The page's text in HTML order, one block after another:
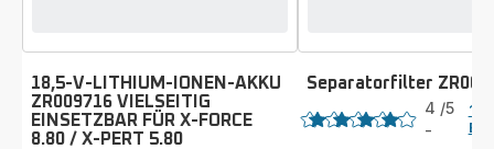
18,5-V-LITHIUM-IONEN-AKKU
ZR009716 VIELSEITIG
EINSETZBAR FÜR X-FORCE
8.80 / X-PERT 5.80
Separatorfilter
Bewertung
4 /5
-
1